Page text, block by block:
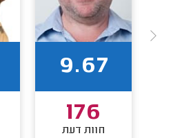
9.67
176
חוות דעת